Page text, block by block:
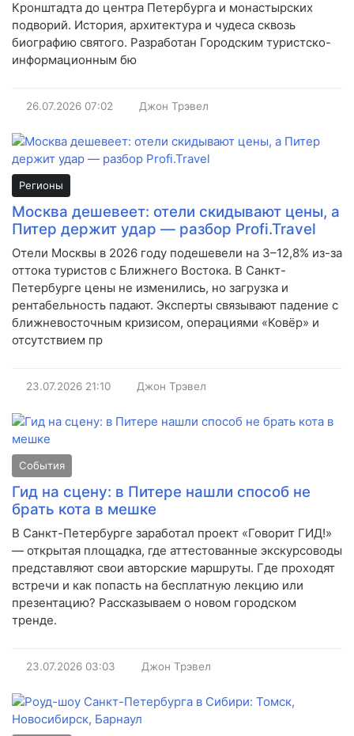
Кронштадта до центра Петербурга и монастырских
подворий. История, архитектура и чудеса сквозь
биографию святого. Разработан Городским туристско-
информационным бю
26.07.2026 07:02 Джон Трэвел
Регионы
Москва дешевеет: отели скидывают цены, а
Питер держит удар — разбор Profi.Travel
Отели Москвы в 2026 году подешевели на 3–12,8% из-за
оттока туристов с Ближнего Востока. В Санкт-
Петербурге цены не изменились, но загрузка и
рентабельность падают. Эксперты связывают падение с
ближневосточным кризисом, операциями «Ковёр» и
отсутствием пр
23.07.2026 21:10 Джон Трэвел
События
Гид на сцену: в Питере нашли способ не
брать кота в мешке
В Санкт-Петербурге заработал проект «Говорит ГИД!»
— открытая площадка, где аттестованные экскурсоводы
представляют свои авторские маршруты. Где проходят
встречи и как попасть на бесплатную лекцию или
презентацию? Рассказываем о новом городском
тренде.
23.07.2026 03:03 Джон Трэвел